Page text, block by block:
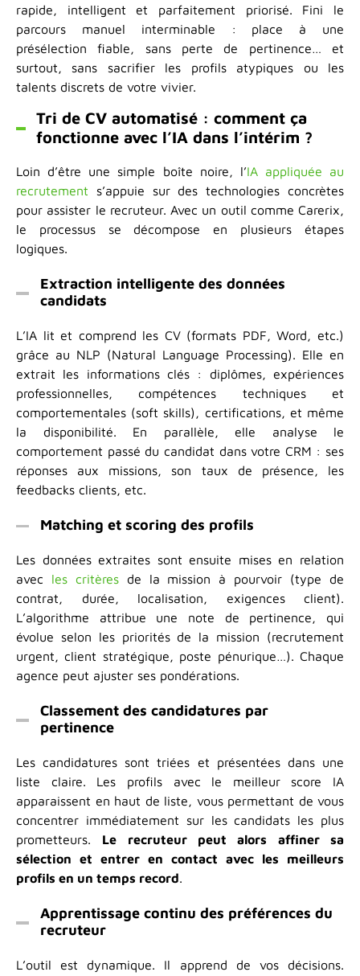
rapide, intelligent et parfaitement priorisé. Fini le
parcours manuel interminable : place à une
présélection fiable, sans perte de pertinence… et
surtout, sans sacrifier les profils atypiques ou les
talents discrets de votre vivier.
Tri de CV automatisé : comment ça
fonctionne avec l’IA dans l’intérim ?
Loin d’être une simple boîte noire, l’IA appliquée au
recrutement s’appuie sur des technologies concrètes
pour assister le recruteur. Avec un outil comme Carerix,
le processus se décompose en plusieurs étapes
logiques.
Extraction intelligente des données
candidats
L’IA lit et comprend les CV (formats PDF, Word, etc.)
grâce au NLP (Natural Language Processing). Elle en
extrait les informations clés : diplômes, expériences
professionnelles, compétences techniques et
comportementales (soft skills), certifications, et même
la disponibilité. En parallèle, elle analyse le
comportement passé du candidat dans votre CRM : ses
réponses aux missions, son taux de présence, les
feedbacks clients, etc.
Matching et scoring des profils
Les données extraites sont ensuite mises en relation
avec les critèresde la mission à pourvoir (type de
contrat, durée, localisation, exigences client).
L’algorithme attribue une note de pertinence, qui
évolue selon les priorités de la mission (recrutement
urgent, client stratégique, poste pénurique…). Chaque
agence peut ajuster ses pondérations.
Classement des candidatures par
pertinence
Les candidatures sont triées et présentées dans une
liste claire. Les profils avec le meilleur score IA
apparaissent en haut de liste, vous permettant de vous
concentrer immédiatement sur les candidats les plus
prometteurs. Le recruteur peut alors affiner sa
sélection et entrer en contact avec les meilleurs
profils en un temps record.
Apprentissage continu des préférences du
recruteur
L’outil est dynamique. Il apprend de vos décisions.